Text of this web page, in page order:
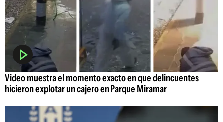
Video muestra el momento exacto en que delincuentes
hicieron explotar un cajero en Parque Miramar